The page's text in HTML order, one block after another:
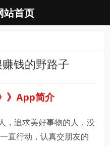
钱的野路子
》App简介
追求美好事物的人，没
直行动，认真交朋友的
站首页